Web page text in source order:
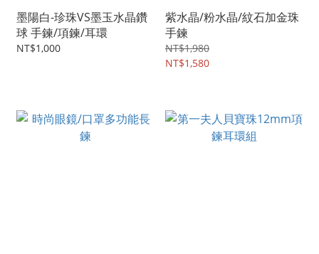
墨陽白-珍珠VS墨玉水晶鑽
球 手鍊/項鍊/耳環
NT$1,000
紫水晶/粉水晶/紋石加金珠
手鍊
NT$1,980
NT$1,580